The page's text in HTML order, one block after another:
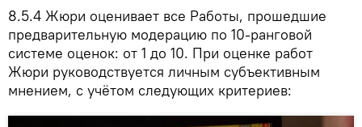
8.5.4 Жюри оценивает все Работы, прошедшие
предварительную модерацию по 10-ранговой
системе оценок: от 1 до 10. При оценке работ
Жюри руководствуется личным субъективным
мнением, с учётом следующих критериев: